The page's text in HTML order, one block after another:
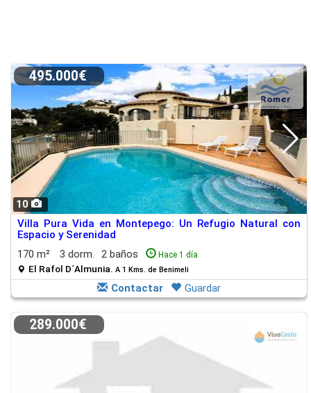
10
495.000€
Villa Pura Vida en Montepego: Un Refugio Natural con
Espacio y Serenidad
170 m²
3 dorm. 2 baños Hace 1 día
El Rafol D´Almunia. A 1 Kms. de Benimeli
Contactar Guardar
289.000€